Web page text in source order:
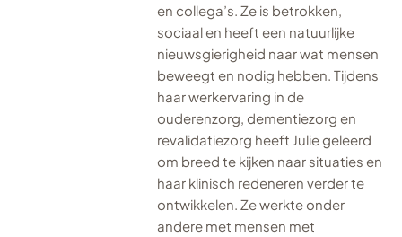
en collega’s. Ze is betrokken,
sociaal en heeft een natuurlijke
nieuwsgierigheid naar wat mensen
beweegt en nodig hebben. Tijdens
haar werkervaring in de
ouderenzorg, dementiezorg en
revalidatiezorg heeft Julie geleerd
om breed te kijken naar situaties en
haar klinisch redeneren verder te
ontwikkelen. Ze werkte onder
andere met mensen met